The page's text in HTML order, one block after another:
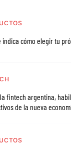
indica cómo elegir tu
argentina, habilita el acceso a activos
de la nueva